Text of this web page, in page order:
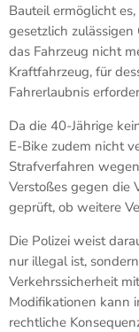
Bauteil ermöglicht
gesetzlich
das Fahrzeug nicht
Kraftfahrzeug, für
Fahrerlaubnis
Da die 40-Jährige
E-Bike zudem nicht
Strafverfahren
Verstoßes gegen die
geprüft, ob weitere
Die Polizei weist
nur illegal ist,
Verkehrssicherheit
Modifikationen kann
rechtliche